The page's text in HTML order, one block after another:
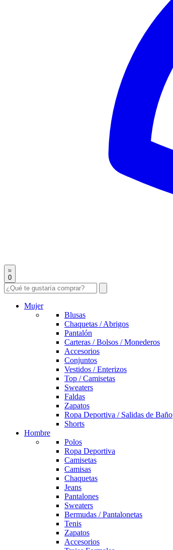
0
Mujer
Blusas
Chaquetas / Abrigos
Pantalón
Carteras / Bolsos / Monederos
Accesorios
Conjuntos
Vestidos / Enterizos
Top / Camisetas
Sweaters
Faldas
Zapatos
Ropa Deportiva / Salidas de Baño
Shorts
Hombre
Polos
Ropa Deportiva
Camisetas
Camisas
Chaquetas
Jeans
Pantalones
Sweaters
Bermudas / Pantalonetas
Tenis
Zapatos
Accesorios